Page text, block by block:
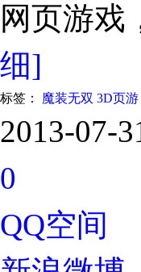
网页游戏
细]
标签： 魔装无双 3D页游
2013-07-
0
QQ空间